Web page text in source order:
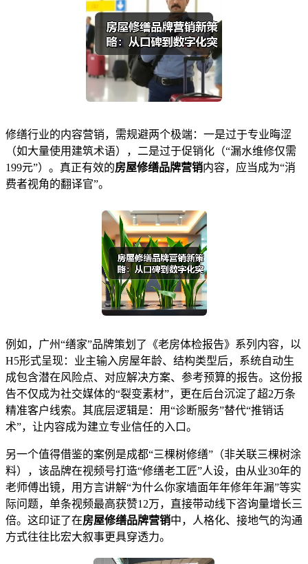
修缮行业的内容营销，需规避两个极端：一是过于专业晦涩
（如大量使用建筑术语），二是过于促销化（“漏水维修仅需
199元”）。真正有效的房屋修缮品牌营销内容，应当成为“消
费者视角的翻译官”。
例如，广州“缮家”品牌策划了《老房体检报告》系列内容，以
H5形式呈现：业主输入房屋年龄、结构类型后，系统自动生
成包含潜在风险点、对应解决方案、参考预算的报告。这份报
告不仅成为社交媒体的“裂变素材”，更在后台沉淀了超2万条
精准客户线索。其底层逻辑是：用“诊断服务”替代“推销话
术”，让内容成为建立专业信任的入口。
另一个值得借鉴的案例是成都“三棵树修缮”（非关联三棵树涂
料），该品牌在视频号打造“修缮老工匠”人设，由从业30年的
老师傅出镜，用方言讲解“为什么你家墙面年年修年年漏”等实
际问题，单条视频最高获赞12万，直接带动线下咨询量增长三
倍。这印证了在房屋修缮品牌营销中，人格化、接地气的沟通
方式往往比宏大叙事更具穿透力。